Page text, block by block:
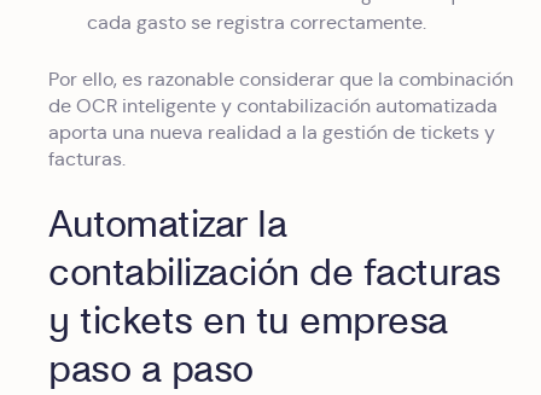
cada gasto se registra correctamente.
Por ello, es razonable considerar que la combinación
de OCR inteligente y contabilización automatizada
aporta una nueva realidad a la gestión de tickets y
facturas.
Automatizar la
contabilización de facturas
y tickets en tu empresa
paso a paso